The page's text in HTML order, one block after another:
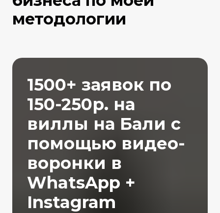
методологии
1500+ заявок по
150-250р. на
виллы на Бали с
помощью видео-
воронки в
WhatsApp +
Instagram